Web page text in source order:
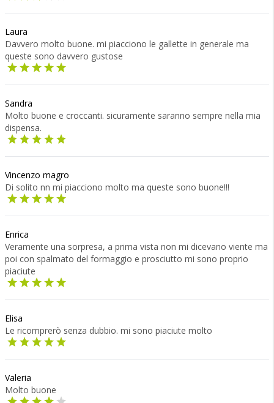
Laura
Davvero molto buone. mi piacciono le gallette in generale ma
queste sono davvero gustose
Sandra
Molto buone e croccanti. sicuramente saranno sempre nella mia
dispensa.
Vincenzo magro
Di solito nn mi piacciono molto ma queste sono buone!!!
Enrica
Veramente una sorpresa, a prima vista non mi dicevano viente ma
poi con spalmato del formaggio e prosciutto mi sono proprio
piaciute
Elisa
Le ricomprerò senza dubbio. mi sono piaciute molto
Valeria
Molto buone